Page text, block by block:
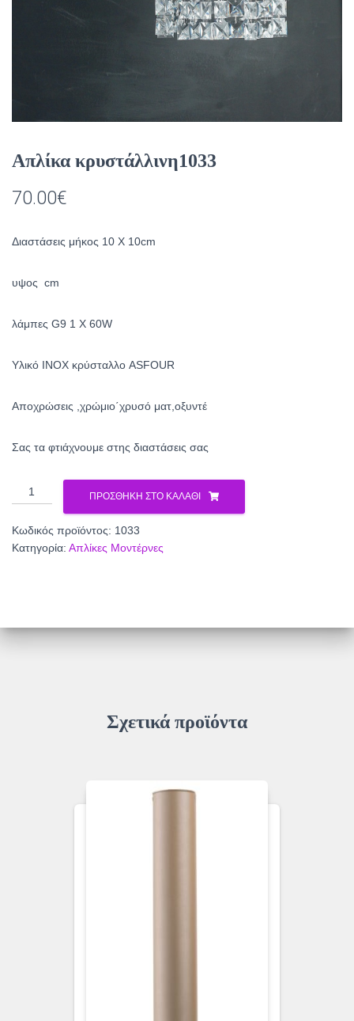
Απλίκα κρυστάλλινη1033
70.00€
Διαστάσεις μήκος 10 Χ 10cm
υψος cm
λάμπες G9 1 X 60W
Υλικό ΙΝΟΧ κρύσταλλο ASFOUR
Αποχρώσεις ,χρώμιο΄χρυσό ματ,οξυντέ
Σας τα φτιάχνουμε στης διαστάσεις σας
Απλίκα
κρυστάλλινη1033
ΠΡΟΣΘΉΚΗ ΣΤΟ ΚΑΛΆΘΙ
Κωδικός προϊόντος: 1033
Κατηγορία: Απλίκες Μοντέρνες
Σχετικά προϊόντα